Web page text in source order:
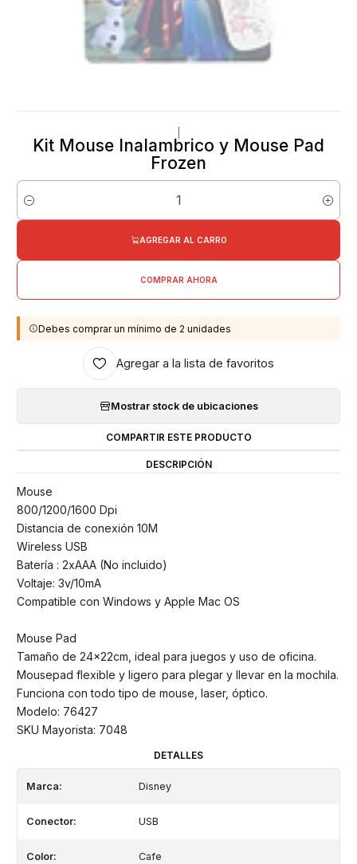
Kit Mouse Inalambrico y Mouse Pad
Frozen
Cantidad
AGREGAR AL CARRO
COMPRAR AHORA
Debes comprar un mínimo de 2 unidades
Agregar a la lista de favoritos
Mostrar stock de ubicaciones
COMPARTIR ESTE PRODUCTO
DESCRIPCIÓN
Mouse
800/1200/1600 Dpi
Distancia de conexión 10M
Wireless USB
Batería : 2xAAA (No incluido)
Voltaje: 3v/10mA
Compatible con Windows y Apple Mac OS
Mouse Pad
Tamaño de 24x22cm, ideal para juegos y uso de oficina.
Mousepad flexible y ligero para plegar y llevar en la mochila.
Funciona con todo tipo de mouse, laser, óptico.
Modelo: 76427
SKU Mayorista: 7048
DETALLES
Marca: Disney
Conector: USB
Color: Cafe